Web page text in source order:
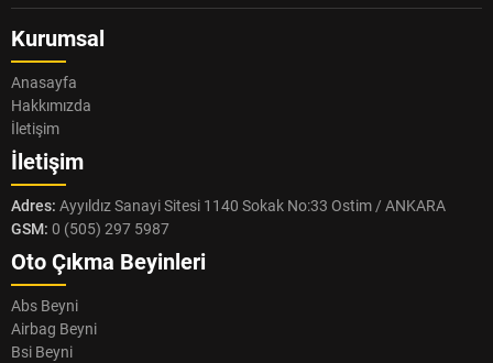
Kurumsal
Anasayfa
Hakkımızda
İletişim
İletişim
Adres: Ayyıldız Sanayi Sitesi 1140 Sokak No:33 Ostim / ANKARA
GSM: 0 (505) 297 5987
Oto Çıkma Beyinleri
Abs Beyni
Airbag Beyni
Bsi Beyni